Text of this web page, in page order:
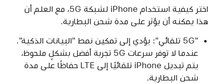
اختر كيفية استخدام iPhone لشبكة 5G، مع العلم أن
هذا يمكنه أن يؤثر على مدة شحن البطارية.
"5G تلقائي": يؤدي إلى تمكين نمط "البيانات الذكية".
عندما لا توفر سرعات 5G تجربة أفضل بشكلٍ ملحوظ،
يتم تبديل iPhone تلقائيًا إلى LTE حفاظًا على مدة
شحن البطارية.